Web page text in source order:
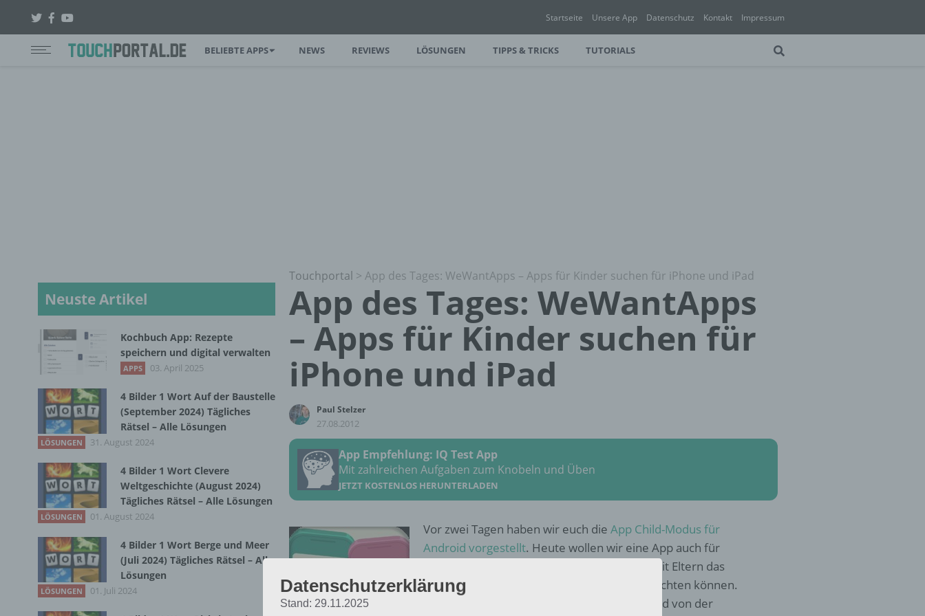
Startseite Unsere App Datenschutz Kontakt Impressum
BELIEBTE APPS NEWS REVIEWS LÖSUNGEN TIPPS & TRICKS TUTORIALS
Touchportal > App des Tages: WeWantApps – Apps für Kinder suchen für iPhone und iPad
App des Tages: WeWantApps
– Apps für Kinder suchen für
iPhone und iPad
Paul Stelzer
27.08.2012
App Empfehlung: IQ Test App
Mit zahlreichen Aufgaben zum Knobeln und Üben
JETZT KOSTENLOS HERUNTERLADEN
Vor zwei Tagen haben wir euch die App Child-Modus für
Android vorgestellt. Heute wollen wir eine App auch für
iPhone, iPad und iPod Touch vorstellen, womit Eltern das
Smartphone bzw. Tablet für ihre Kinder einrichten können.
Mit der App WeWantApps für iPhone und iPad von der
Neuste Artikel
Kochbuch App: Rezepte
speichern und digital verwalten
APPS 03. April 2025
4 Bilder 1 Wort Auf der Baustelle
(September 2024) Tägliches
Rätsel – Alle Lösungen
LÖSUNGEN 31. August 2024
4 Bilder 1 Wort Clevere
Weltgeschichte (August 2024)
Tägliches Rätsel – Alle Lösungen
LÖSUNGEN 01. August 2024
4 Bilder 1 Wort Berge und Meer
(Juli 2024) Tägliches Rätsel – Alle
Lösungen
LÖSUNGEN 01. Juli 2024 Datenschutzerklärung
Stand: 29.11.2025